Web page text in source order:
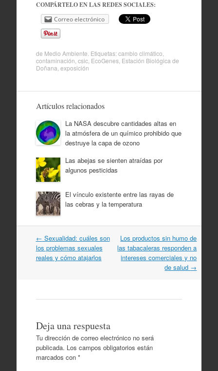
COMPÁRTELO EN LAS REDES SOCIALES:
Correo electrónico
de Medio Ambiente . Etiquetas:cambio climático
contaminación csic, EcoGenes, Estación Biológica de
Doñana exposición
Artículos relacionados
La NASA descubre cantidades altas en
la atmósfera de un químico prohibido que
destruye la capa de ozono
Las abejas se sienten atraídas por
algunos pesticidas
El vínculo existente entre las rayas de
las cebras y la temperatura
Navegación
por
artículos
← Sexualidad: cuáles son
los problemas sexuales
reales y cómo atajarlos
Los productos sin humo de
las tabacaleras responden a
intereses comerciales y no
de salud →
Deja una respuesta
Tu dirección de correo electrónico no será
publicada. Los campos obligatorios están
marcados con *